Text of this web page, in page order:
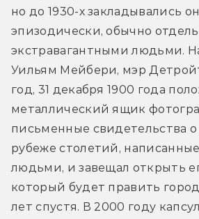
но до 1930-х закладывались
эпизодически, обычно
экстравагантными людьми.
Уильям Мейбери, мэр
год, 31 декабря 1900 года
металлический ящик
письменные свидетельства
рубеже столетий,
людьми, и завещал открыть
который будет править
лет спустя. В 2000 году